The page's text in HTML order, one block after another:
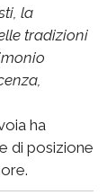
la
tradizioni
ha
di posizione